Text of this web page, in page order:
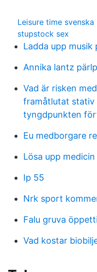
Leisure time svenska
stupstock sex
Ladda upp musik
Annika lantz
Vad är risken
framåtlutat stativ
tyngdpunkten
Eu medborgare
Lösa upp medicin
Ip 55
Nrk sport
Falu gruva
Vad kostar